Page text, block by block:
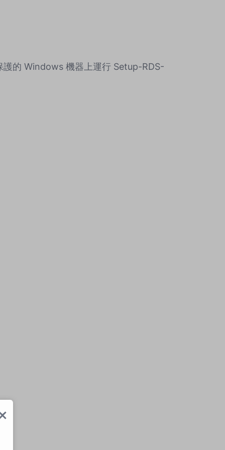
護的 Windows 機器上運行 Setup-RDS-